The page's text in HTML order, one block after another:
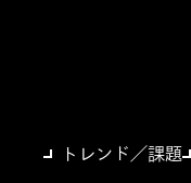
トレンド／課題